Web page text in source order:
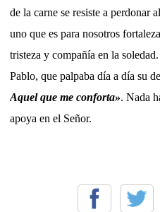
de la carne se resiste a perdonar
uno que es para nosotros
tristeza y compañía en la
Pablo, que palpaba día a día su
Aquel que me conforta». Nada
apoya en el Señor.